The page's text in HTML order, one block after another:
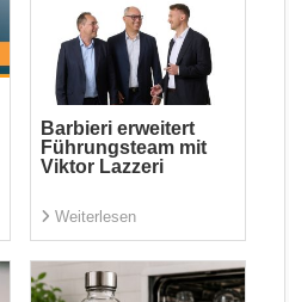
Barbieri erweitert
Führungsteam mit
Viktor Lazzeri
Weiterlesen